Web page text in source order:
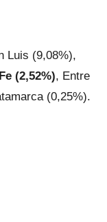
Luis (9,08%),
(2,52%), Entre
(0,25%).